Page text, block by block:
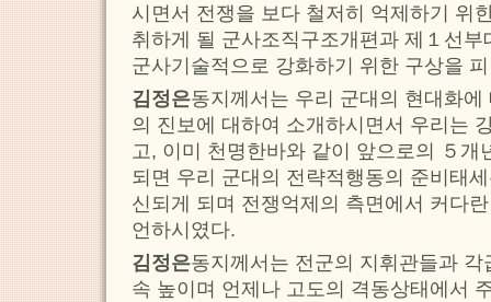
시면서 전쟁을 보다 철저히 억제하기 위
취하게 될 군사조직구조개편과 제１선
군사기술적으로 강화하기 위한 구상을
김정은동지께서는 우리 군대의 현대화
의 진보에 대하여 소개하시면서 우리는
고, 이미 천명한바와 같이 앞으로의 ５개
되면 우리 군대의 전략적행동의 준비태
신되게 되며 전쟁억제의 측면에서 커다
언하시였다.
김정은동지께서는 전군의 지휘관들과
속 높이며 언제나 고도의 격동상태에서